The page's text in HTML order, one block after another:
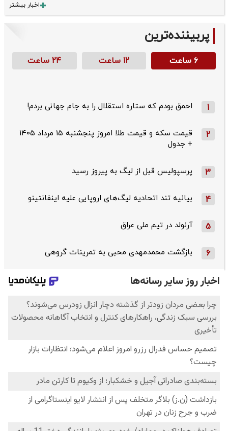
اخبار بیشتر
پربیننده‌ترین
۶ ساعت ۱۲ ساعت ۲۴ ساعت
1 احمق بودم که ستاره استقلال را به جام جهانی بردم!
2
قیمت سکه و قیمت طلا امروز پنجشنبه ۱۵ مرداد ۱۴۰۵
+ جدول
3 پرسپولیس قبل از لیگ به پیروز رسید
4 بیانیه تند اتحادیه لیگ‌های اروپایی علیه اینفانتینو
5 آرنولد در تیم ملی عراق
6 بازگشت محمدمهدی محبی به تمرینات گروهی